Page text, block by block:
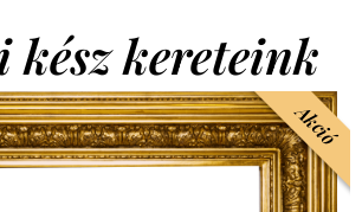
kész kereteink
Akció